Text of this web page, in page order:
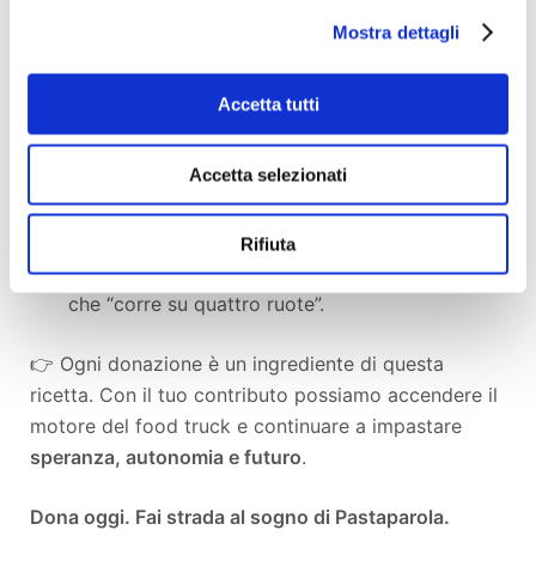
Mostra dettagli
Accetta tutti
Accetta selezionati
Rifiuta
nelle piazze, nei quartieri e negli eventi del
darà visibilità al lavoro dei ragazzi,
permetterà di vendere la pasta per sostenere i
sarà un segno concreto di inclusione sociale
che “corre su quattro ruote”.
👉 Ogni donazione è un ingrediente di questa
ricetta. Con il tuo contributo possiamo accendere il
motore del food truck e continuare a impastare
speranza, autonomia e futuro.
Dona oggi. Fai strada al sogno di Pastaparola.